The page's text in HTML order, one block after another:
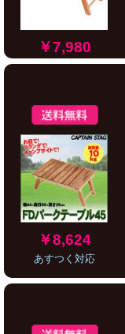
￥7,980
￥8,624
あすつく対応